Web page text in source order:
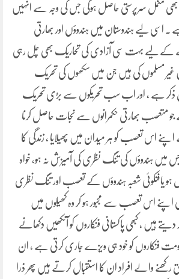
بھی مکمل سرپرستی حاصل ہوگی جس کی وجہ سے انہیں
۔ اسی لیے ہندوستان میں ہندوؤں اور بھارتی
کے لیے بہت سی آزادی کی تحاریک بھی چل رہی
غیر مسلموں کی ہیں جن میں سکھوں کی تحریک
ذکر ہے ، اور اب سب تحریکوں سے بڑی تحریک
جو متعصب بھارتی حکمرانوں سے نجات حاصل کرنا
اس تعصب کو ہر میدان میں پھیلایا ، زندگی کا
میں ہندوؤں کی تنگ نظری کی آمیزش نہ ہو، خواہ
ہو یافنکوئی شعبہ ہندوؤں کے تعصب اور تنگ نظری
اس تعصب سے مجبور ہو کر وہ کھیلوں میں
ہیں ، کبھی پاکستانی فنکاروں کو آنکھیں دکھانے
فنکاروں کو خود ہی ویزے جاری کرتی ہے ، ان
رکھنے والے افراد ان کا استقبال کرتے ہیں پھر ذرا